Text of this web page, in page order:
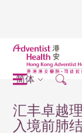
简体
汇丰卓越
入境前肺